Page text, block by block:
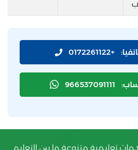
+0172261122
966537091111
تعليمية متنوعة ما بين التعليم